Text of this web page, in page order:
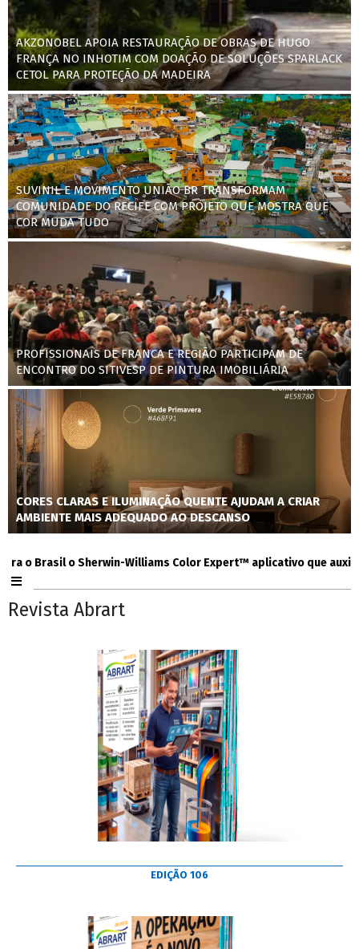
AKZONOBEL APOIA RESTAURAÇÃO DE OBRAS DE HUGO
FRANÇA NO INHOTIM COM DOAÇÃO DE SOLUÇÕES SPARLACK
CETOL PARA PROTEÇÃO DA MADEIRA
SUVINIL E MOVIMENTO UNIÃO BR TRANSFORMAM
COMUNIDADE DO RECIFE COM PROJETO QUE MOSTRA QUE
COR MUDA TUDO
PROFISSIONAIS DE FRANCA E REGIÃO PARTICIPAM DE
ENCONTRO DO SITIVESP DE PINTURA IMOBILIÁRIA
CORES CLARAS E ILUMINAÇÃO QUENTE AJUDAM A CRIAR
AMBIENTE MAIS ADEQUADO AO DESCANSO
o Sherwin-Williams Color Expert™ aplicativo que auxilia
Revista Abrart
EDIÇÃO 106